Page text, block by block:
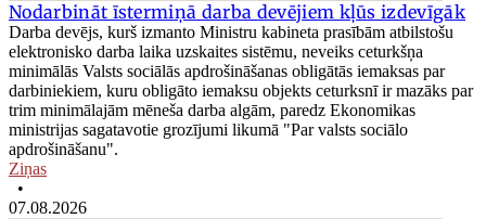
Nodarbināt īstermiņā darba devējiem kļūs izdevīgāk
Darba devējs, kurš izmanto Ministru kabineta prasībām atbilstošu
elektronisko darba laika uzskaites sistēmu, neveiks ceturkšņa
minimālās Valsts sociālās apdrošināšanas obligātās iemaksas par
darbiniekiem, kuru obligāto iemaksu objekts ceturksnī ir mazāks par
trim minimālajām mēneša darba algām, paredz Ekonomikas
ministrijas sagatavotie grozījumi likumā "Par valsts sociālo
apdrošināšanu".
Ziņas
•
07.08.2026